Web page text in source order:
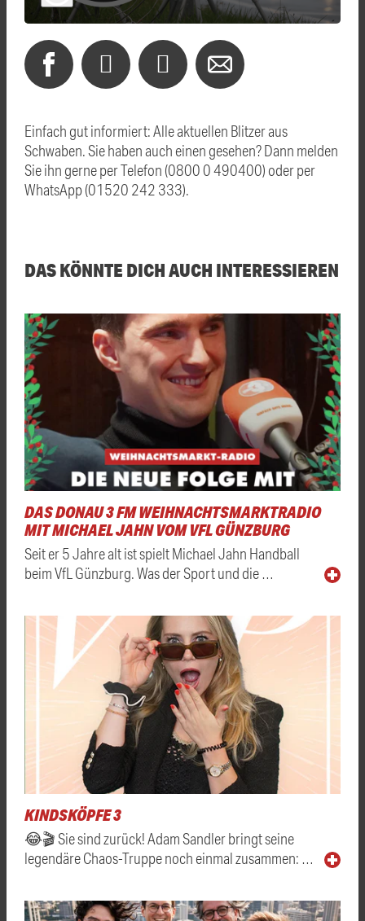
Einfach gut informiert: Alle aktuellen Blitzer aus
Schwaben. Sie haben auch einen gesehen? Dann melden
Sie ihn gerne per Telefon (0800 0 490400) oder per
WhatsApp (01520 242 333).
DAS KÖNNTE DICH AUCH INTERESSIEREN
DAS DONAU 3 FM WEIHNACHTSMARKTRADIO
MIT MICHAEL JAHN VOM VFL GÜNZBURG
Seit er 5 Jahre alt ist spielt Michael Jahn Handball
beim VfL Günzburg. Was der Sport und die …
KINDSKÖPFE 3
😂🎬 Sie sind zurück! Adam Sandler bringt seine
legendäre Chaos-Truppe noch einmal zusammen: …